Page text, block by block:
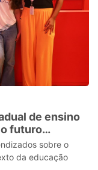
de ensino
futuro
sobre o
da educação